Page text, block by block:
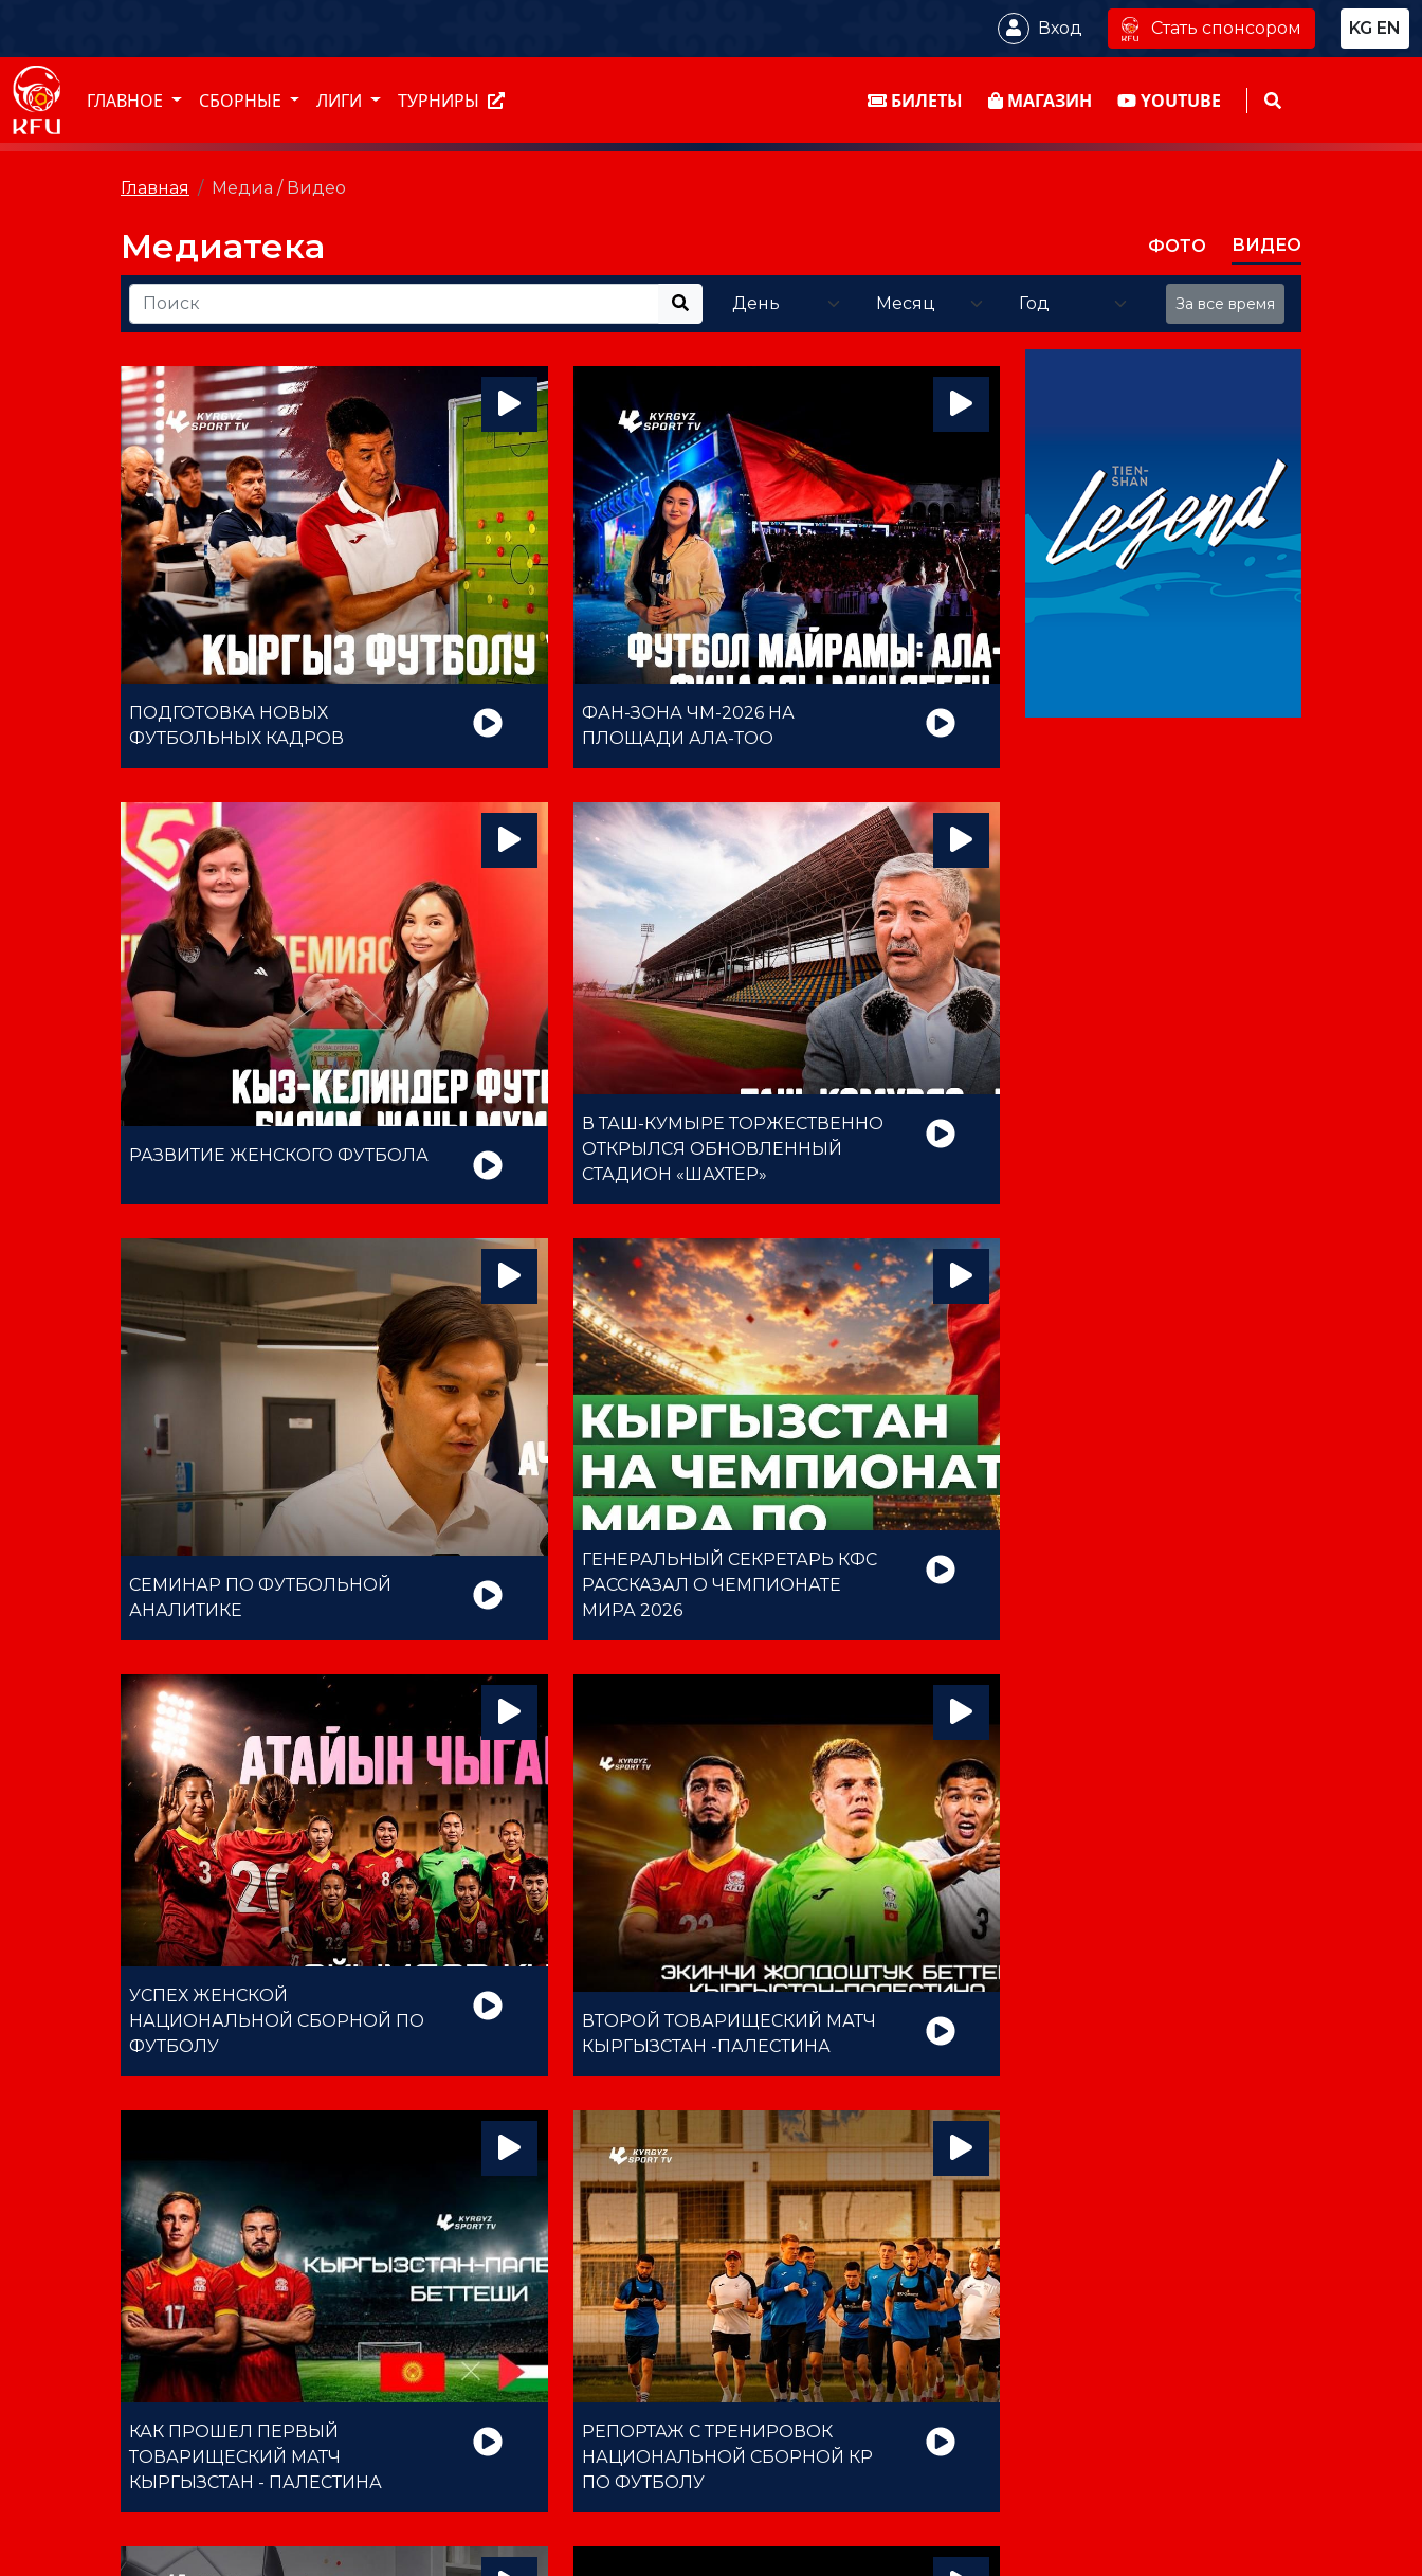
Вход Стать спонсором KG EN
ГЛАВНОЕ СБОРНЫЕ ЛИГИ ТУРНИРЫ БИЛЕТЫ МАГАЗИН YOUTUBE
Главная Медиа / Видео
Медиатека ФОТО ВИДЕО
За все время
ПОДГОТОВКА НОВЫХ
ФУТБОЛЬНЫХ КАДРОВ
ФАН-ЗОНА ЧМ-2026 НА
ПЛОЩАДИ АЛА-ТОО
РАЗВИТИЕ ЖЕНСКОГО ФУТБОЛА
В ТАШ-КУМЫРЕ ТОРЖЕСТВЕННО
ОТКРЫЛСЯ ОБНОВЛЕННЫЙ
СТАДИОН «ШАХТЕР»
СЕМИНАР ПО ФУТБОЛЬНОЙ
АНАЛИТИКЕ
ГЕНЕРАЛЬНЫЙ СЕКРЕТАРЬ КФС
РАССКАЗАЛ О ЧЕМПИОНАТЕ
МИРА 2026
УСПЕХ ЖЕНСКОЙ
НАЦИОНАЛЬНОЙ СБОРНОЙ ПО
ФУТБОЛУ
ВТОРОЙ ТОВАРИЩЕСКИЙ МАТЧ
КЫРГЫЗСТАН -ПАЛЕСТИНА
КАК ПРОШЕЛ ПЕРВЫЙ
ТОВАРИЩЕСКИЙ МАТЧ
КЫРГЫЗСТАН - ПАЛЕСТИНА
РЕПОРТАЖ С ТРЕНИРОВОК
НАЦИОНАЛЬНОЙ СБОРНОЙ КР
ПО ФУТБОЛУ